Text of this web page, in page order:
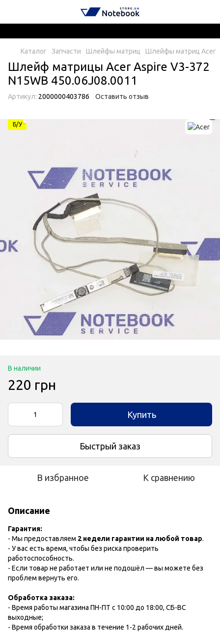
Каталог Запчасти Шлейфы матриц Шлейфы матриц Acer
Шлейф матрицы Acer Aspire V3-372
N15WB 450.06J08.0011
Артикул: 2000000403786 Оставить отзыв
Б/У
В наличии
220 грн
Купить
Быстрый заказ
В избранное К сравнению
Описание
Гарантия:
- Мы предоставляем 2 недели гарантии на любой товар.
- У вас есть время, чтобы без риска проверить
работоспособность.
- Если товар не работает или не подошёл — вы можете без
проблем вернуть его.
Обработка заказа:
- Время работы магазина ПН-ПТ с 10:00 до 18:00, СБ-ВС
выходные;
- Время обработки заказа в течение 1-2 рабочих дней.